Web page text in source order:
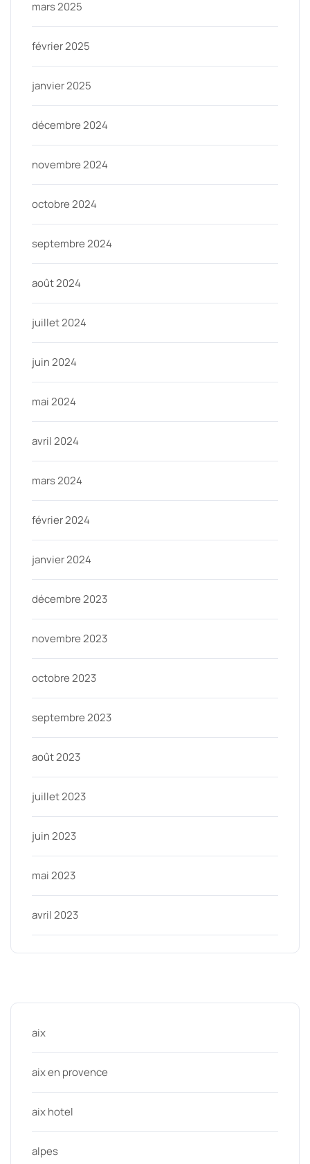
mars 2025
février 2025
janvier 2025
décembre 2024
novembre 2024
octobre 2024
septembre 2024
août 2024
juillet 2024
juin 2024
mai 2024
avril 2024
mars 2024
février 2024
janvier 2024
décembre 2023
novembre 2023
octobre 2023
septembre 2023
août 2023
juillet 2023
juin 2023
mai 2023
avril 2023
aix
aix en provence
aix hotel
alpes